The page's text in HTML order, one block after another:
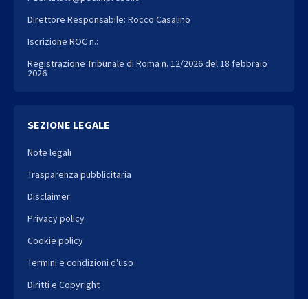
Direttore Responsabile: Rocco Casalino
Iscrizione ROC n.:
Registrazione Tribunale di Roma n. 12/2026 del 18 febbraio
2026
SEZIONE LEGALE
Note legali
Trasparenza pubblicitaria
Disclaimer
Privacy policy
Cookie policy
Termini e condizioni d'uso
Diritti e Copyright